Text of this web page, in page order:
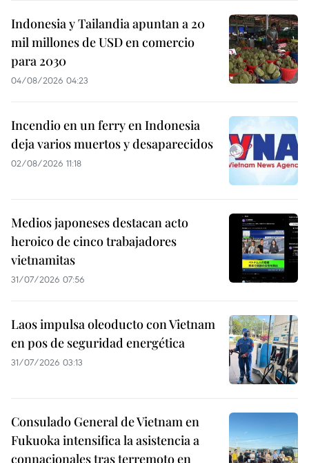
Indonesia y Tailandia apuntan a 20
mil millones de USD en comercio
para 2030
04/08/2026 04:23
Incendio en un ferry en Indonesia
deja varios muertos y desaparecidos
02/08/2026 11:18
Medios japoneses destacan acto
heroico de cinco trabajadores
vietnamitas
31/07/2026 07:56
Laos impulsa oleoducto con Vietnam
en pos de seguridad energética
31/07/2026 03:13
Consulado General de Vietnam en
Fukuoka intensifica la asistencia a
connacionales tras terremoto en